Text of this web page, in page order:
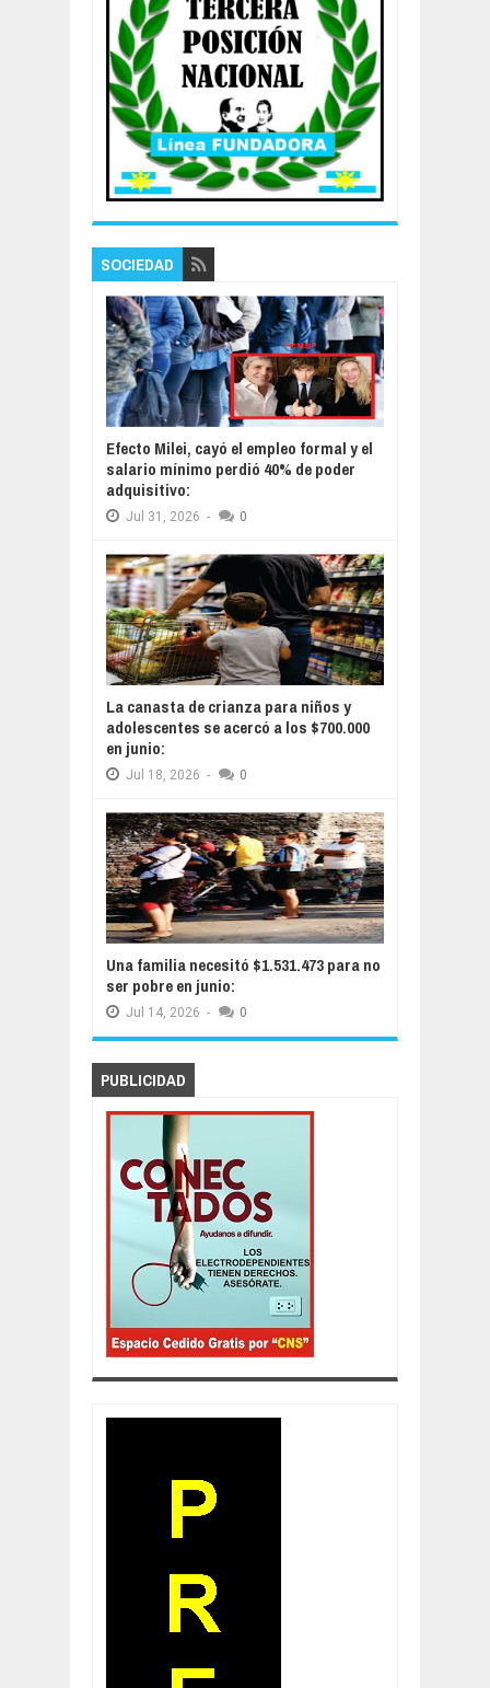
SOCIEDAD
Efecto Milei, cayó el empleo formal y el
salario mínimo perdió 40% de poder
adquisitivo:
Jul 31, 2026 - 0
La canasta de crianza para niños y
adolescentes se acercó a los $700.000
en junio:
Jul 18, 2026 - 0
Una familia necesitó $1.531.473 para no
ser pobre en junio:
Jul 14, 2026 - 0
PUBLICIDAD